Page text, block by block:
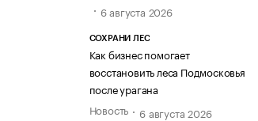
6 августа 2026
СОХРАНИ ЛЕС
Как бизнес помогает
восстановить леса Подмосковья
после урагана
Новость
6 августа 2026